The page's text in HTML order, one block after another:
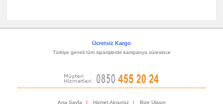
Ücretsiz Kargo
Türkiye geneli tüm siparişlerde kampanya süresince
Ana Sayfa | Hizmet Akışımız | Bize Ulaşın